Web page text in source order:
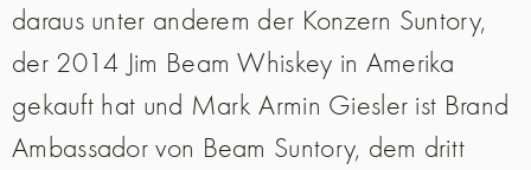
daraus unter anderem der Konzern Suntory,
der 2014 Jim Beam Whiskey in Amerika
gekauft hat und Mark Armin Giesler ist Brand
Ambassador von Beam Suntory, dem dritt